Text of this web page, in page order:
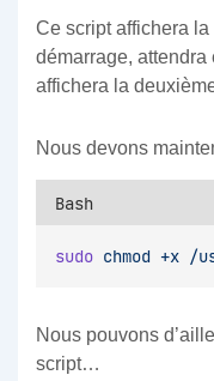
Ce script affichera
démarrage,
affichera la
Nous devons
Bash
sudo chmod +x /
Nous pouvons
script…